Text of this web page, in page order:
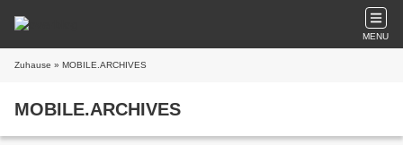
MENU
Zuhause » MOBILE.ARCHIVES
MOBILE.ARCHIVES